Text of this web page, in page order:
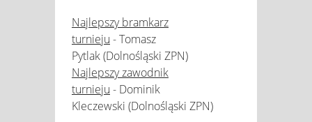
Najlepszy bramkarz
turnieju - Tomasz
Pytlak (Dolnośląski ZPN)
Najlepszy zawodnik
turnieju - Dominik
Kleczewski (Dolnośląski ZPN)